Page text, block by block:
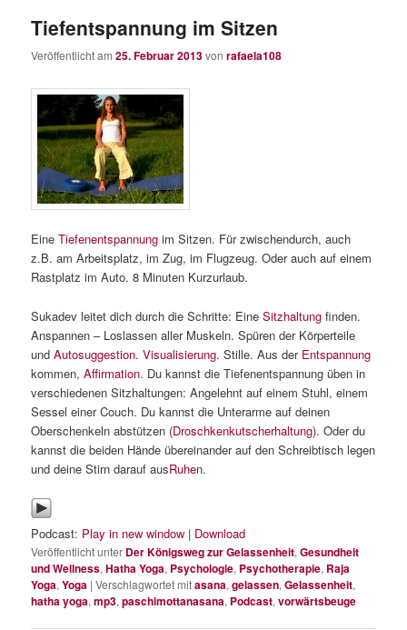
Tiefentspannung im Sitzen
Veröffentlicht am25. Februar 2013vonrafaela108
EineTiefenentspannung im Sitzen. Für zwischendurch, auch
z.B. am Arbeitsplatz, im Zug, im Flugzeug. Oder auch auf einem
Rastplatz im Auto. 8 Minuten Kurzurlaub.
Sukadev leitet dich durch die Schritte: EineSitzhaltung finden.
Anspannen – Loslassen aller Muskeln. Spüren der Körperteile
undAutosuggestion.Visualisierung. Stille. Aus der Entspannung
kommen,Affirmation. Du kannst die Tiefenentspannung üben in
verschiedenen Sitzhaltungen: Angelehnt auf einem Stuhl, einem
Sessel einer Couch. Du kannst die Unterarme auf deinen
Oberschenkeln abstützen (Droschkenkutscherhaltung). Oder du
kannst die beiden Hände übereinander auf den Schreibtisch legen
und deine Stirn darauf ausRuhen.
Podcast: Play in new window | Download
Veröffentlicht unter Der Königsweg zur Gelassenheit,Gesundheit
und Wellness,Hatha Yoga, Psychologie, Psychotherapie, Raja
Yoga,Yoga |Verschlagwortet mitasana,gelassen,Gelassenheit,
hatha yoga,mp3,paschimottanasana, Podcast,vorwärtsbeuge